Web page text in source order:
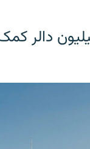
۵ میلیون